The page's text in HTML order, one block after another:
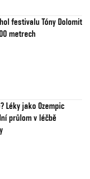
festivalu Tóny Dolomit
metrech
Léky jako Ozempic
průlom v léčbě